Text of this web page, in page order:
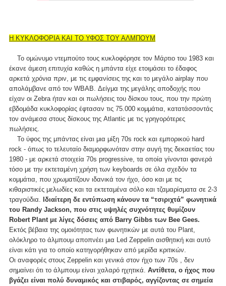
Η ΚΥΚΛΟΦΟΡΙΑ ΚΑΙ ΤΟ ΥΦΟΣ ΤΟΥ ΑΛΜΠΟΥΜ
Το ομώνυμο ντεμπούτο τους κυκλοφόρησε τον Μάρτιο του 1983 και
έκανε άμεση επιτυχία καθώς η μπάντα είχε ετοιμάσει το έδαφος
αρκετά χρόνια πριν, με τις εμφανίσεις της και το μεγάλο airplay που
απολάμβανε από τον WBAB. Δείγμα της μεγάλης αποδοχής που
είχαν οι Zebra ήταν και οι πωλήσεις του δίσκου τους, που την πρώτη
εβδομάδα κυκλοφορίας έφτασαν τις 75.000 κομμάτια, κατατάσσοντάς
τον ανάμεσα στους δίσκους της Atlantic με τις γρηγορότερες
πωλήσεις.
Το ύφος της μπάντας είναι μια μίξη 70s rock και εμπορικού hard
rock - όπως το τελευταίο διαμορφωνόταν στην αυγή της δεκαετίας του
1980 - με αρκετά στοιχεία 70s progressive, τα οποία γίνονται φανερά
τόσο με την εκτεταμένη χρήση των keyboards σε όλα σχεδόν τα
κομμάτια, που χρωματίζουν ιδανικά τον ήχο, όσο και με τις
κιθαριστικές μελωδίες και τα εκτεταμένα σόλο και τζαμαρίσματα σε 2-3
τραγούδια. Ιδιαίτερη δε εντύπωση κάνουν τα “τσιριχτά” φωνητικά
του Randy Jackson, που στις υψηλές συχνότητες θυμίζουν
Robert Plant με λίγες δόσεις από Barry Gibbs των Bee Gees.
Εκτός βέβαια της ομοιότητας των φωνητικών με αυτά του Plant,
ολόκληρο το άλμπουμ αποπνέει μια Led Zeppelin αισθητική και αυτό
είναι κάτι για το οποίο κατηγορήθηκαν από μερίδα κριτικών.
Οι αναφορές στους Zeppelin και γενικά στον ήχο των 70s , δεν
σημαίνει ότι το άλμπουμ είναι χαλαρό ηχητικά. Αντίθετα, ο ήχος που
βγάζει είναι πολύ δυναμικός και στιβαρός, αγγίζοντας σε σημεία